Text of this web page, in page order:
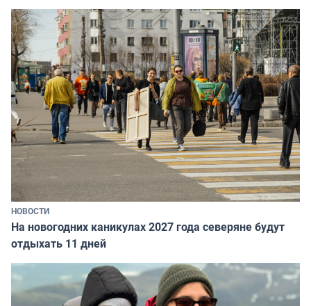
НОВОСТИ
На новогодних каникулах 2027 года северяне будут
отдыхать 11 дней